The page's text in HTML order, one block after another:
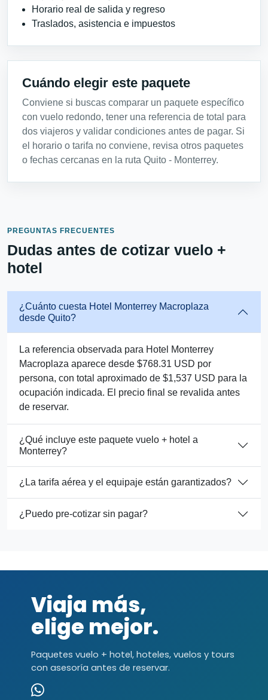
Horario real de salida y regreso
Traslados, asistencia e impuestos
Cuándo elegir este paquete
Conviene si buscas comparar un paquete específico
con vuelo redondo, tener una referencia de total para
dos viajeros y validar condiciones antes de pagar. Si
el horario o tarifa no conviene, revisa otros paquetes
o fechas cercanas en la ruta Quito - Monterrey.
PREGUNTAS FRECUENTES
Dudas antes de cotizar vuelo +
hotel
¿Cuánto cuesta Hotel Monterrey Macroplaza
desde Quito?
La referencia observada para Hotel Monterrey
Macroplaza aparece desde $768.31 USD por
persona, con total aproximado de $1,537 USD para la
ocupación indicada. El precio final se revalida antes
de reservar.
¿Qué incluye este paquete vuelo + hotel a
Monterrey?
¿La tarifa aérea y el equipaje están garantizados?
¿Puedo pre-cotizar sin pagar?
Viaja más,
elige mejor.
Paquetes vuelo + hotel, hoteles, vuelos y tours
con asesoría antes de reservar.